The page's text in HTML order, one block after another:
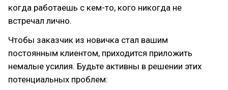
когда работаешь с кем-то, кого никогда не
встречал лично.
Чтобы заказчик из новичка стал вашим
постоянным клиентом, приходится приложить
немалые усилия. Будьте активны в решении этих
потенциальных проблем: